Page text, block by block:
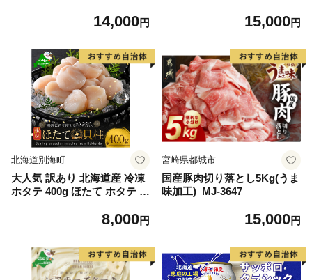
14,000円 15,000円
北海道別海町
大人気 訳あり 北海道産 冷凍
ホタテ 400g ほたて ホタテ 帆
8,000円
宮崎県都城市
国産豚肉切り落とし5Kg(うま
味加工)_MJ-3647
15,000円